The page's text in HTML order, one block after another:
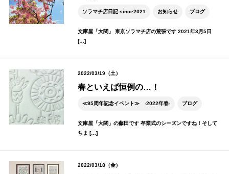
ソラマチ店日記 since2021 お知らせ ブログ
文庫屋「大関」 東京ソラマチ店の荒張です 2021年3月5日
[…]
2022/03/19（土）
春といえば恒例の…！
≪95周年記念イベント≫ -2022年春- ブログ
文庫屋「大関」の藤田です 卒業式のシーズンですね！そして
ちま […]
2022/03/18（金）